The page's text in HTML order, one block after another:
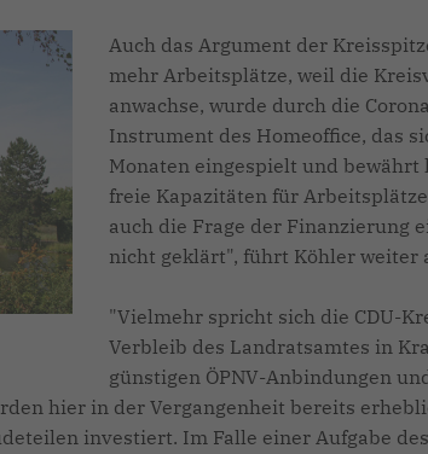
Auch das Argument der
mehr Arbeitsplätze, weil die
anwachse, wurde durch die
Instrument des Homeoffice, das
Monaten eingespielt und bewährt
freie Kapazitäten für
auch die Frage der Finanzierung
nicht geklärt", führt Köhler weiter
"Vielmehr spricht sich die CDU-
Verbleib des Landratsamtes in
günstigen ÖPNV-Anbindungen
hier in der Vergangenheit bereits
investiert. Im Falle einer Aufgabe